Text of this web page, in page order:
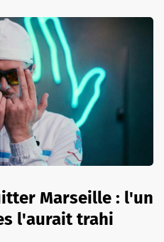
Marseille : l'un
l'aurait trahi